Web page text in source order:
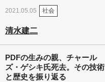
2021.05.05 社会
清水建二
PDFの生みの親、チャール
ズ・ゲシキ氏死去。その技術
と歴史を振り返る